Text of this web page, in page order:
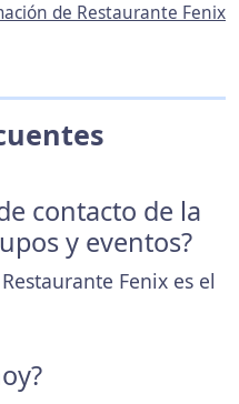
de Restaurante Fenix
contacto de la
y eventos?
Fenix es el